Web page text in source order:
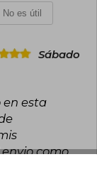
No es útil
Sábado
en esta
como